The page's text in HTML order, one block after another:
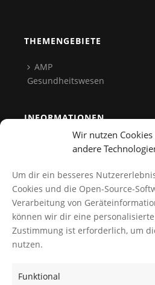
Wir nutzen Cookies
andere
Um dir ein besseres
Cookies und die Open-Source-
Verarbeitung von
können wir dir eine
Zustimmung ist erforderlich, um
nutzen.
Funktional
THEMENGEBIETE
AMP
Gesundheitswesen
INFORMATIONEN
Datenschutz
Cookies verwalten
AGB
Impressum
NEWS